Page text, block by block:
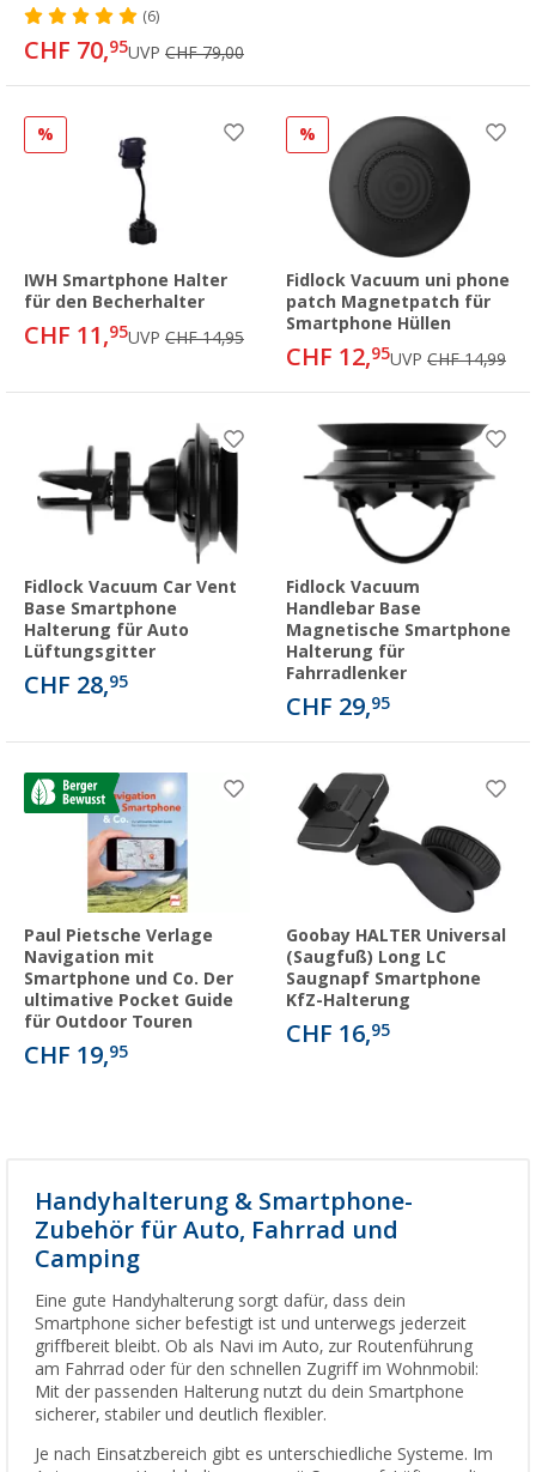
(6)
CHF 70,95UVP CHF 79,00
%
IWH Smartphone Halter
für den Becherhalter
CHF 11,95UVP CHF 14,95
%
Fidlock Vacuum uni phone
patch Magnetpatch für
Smartphone Hüllen
CHF 12,95UVP CHF 14,99
Fidlock Vacuum Car Vent
Base Smartphone
Halterung für Auto
Lüftungsgitter
CHF 28,95
Fidlock Vacuum
Handlebar Base
Magnetische Smartphone
Halterung für
Fahrradlenker
CHF 29,95
Paul Pietsche Verlage
Navigation mit
Smartphone und Co. Der
ultimative Pocket Guide
für Outdoor Touren
CHF 19,95
Goobay HALTER Universal
(Saugfuß) Long LC
Saugnapf Smartphone
KfZ-Halterung
CHF 16,95
Handyhalterung & Smartphone-
Zubehör für Auto, Fahrrad und
Camping
Eine gute Handyhalterung sorgt dafür, dass dein
Smartphone sicher befestigt ist und unterwegs jederzeit
griffbereit bleibt. Ob als Navi im Auto, zur Routenführung
am Fahrrad oder für den schnellen Zugriff im Wohnmobil:
Mit der passenden Halterung nutzt du dein Smartphone
sicherer, stabiler und deutlich flexibler.
Je nach Einsatzbereich gibt es unterschiedliche Systeme. Im